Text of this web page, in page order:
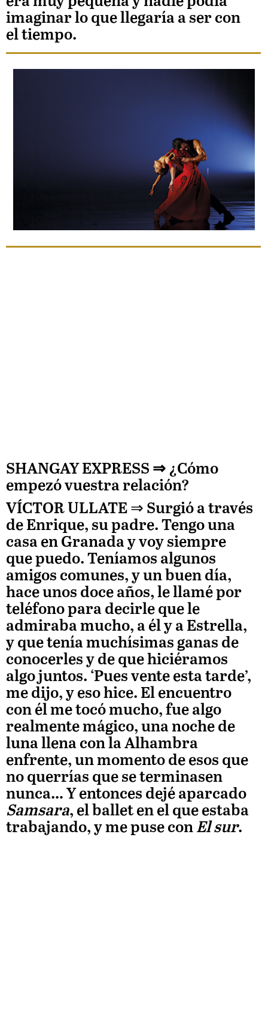
imaginar lo que llegaría a ser con
el tiempo.
SHANGAY EXPRESS ⇒ ¿Cómo
empezó vuestra relación?
VÍCTOR ULLATE ⇒ Surgió a través
de Enrique, su padre. Tengo una
casa en Granada y voy siempre
que puedo. Teníamos algunos
amigos comunes, y un buen día,
hace unos doce años, le llamé por
teléfono para decirle que le
admiraba mucho, a él y a Estrella,
y que tenía muchísimas ganas de
conocerles y de que hiciéramos
algo juntos. ‘Pues vente esta tarde’,
me dijo, y eso hice. El encuentro
con él me tocó mucho, fue algo
realmente mágico, una noche de
luna llena con la Alhambra
enfrente, un momento de esos que
no querrías que se terminasen
nunca… Y entonces dejé aparcado
Samsara, el ballet en el que estaba
trabajando, y me puse con El sur.